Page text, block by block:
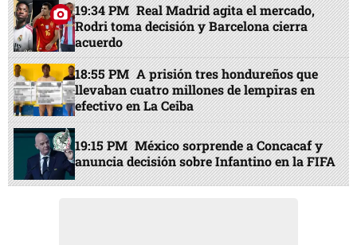
19:34 PM Real Madrid agita el mercado,
Rodri toma decisión y Barcelona cierra
acuerdo
18:55 PM A prisión tres hondureños que
llevaban cuatro millones de lempiras en
efectivo en La Ceiba
19:15 PM México sorprende a Concacaf y
anuncia decisión sobre Infantino en la FIFA